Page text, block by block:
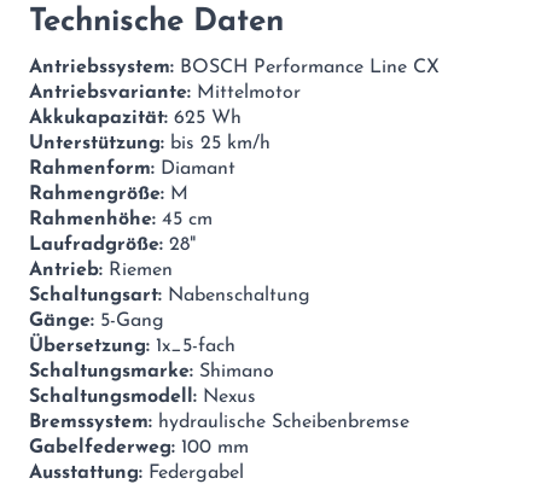
Technische Daten
Antriebssystem: BOSCH Performance Line CX
Antriebsvariante: Mittelmotor
Akkukapazität: 625 Wh
Unterstützung: bis 25 km/h
Rahmenform: Diamant
Rahmengröße: M
Rahmenhöhe: 45 cm
Laufradgröße: 28"
Antrieb: Riemen
Schaltungsart: Nabenschaltung
Gänge: 5-Gang
Übersetzung: 1x_5-fach
Schaltungsmarke: Shimano
Schaltungsmodell: Nexus
Bremssystem: hydraulische Scheibenbremse
Gabelfederweg: 100 mm
Ausstattung: Federgabel